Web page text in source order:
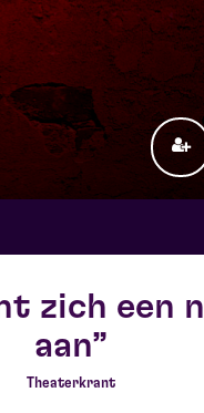
zich een
aan
Theaterkrant